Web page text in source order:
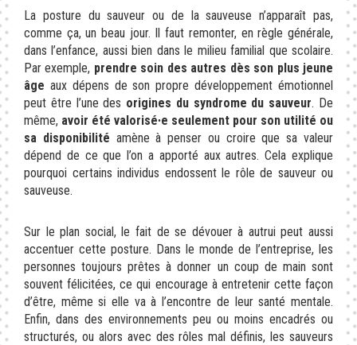
La posture du sauveur ou de la sauveuse n’apparaît pas,
comme ça, un beau jour. Il faut remonter, en règle générale,
dans l’enfance, aussi bien dans le milieu familial que scolaire.
Par exemple, prendre soin des autres dès son plus jeune
âge aux dépens de son propre développement émotionnel
peut être l’une des origines du syndrome du sauveur. De
même, avoir été valorisé∙e seulement pour son utilité ou
sa disponibilité amène à penser ou croire que sa valeur
dépend de ce que l’on a apporté aux autres. Cela explique
pourquoi certains individus endossent le rôle de sauveur ou
sauveuse.
Sur le plan social, le fait de se dévouer à autrui peut aussi
accentuer cette posture. Dans le monde de l’entreprise, les
personnes toujours prêtes à donner un coup de main sont
souvent félicitées, ce qui encourage à entretenir cette façon
d’être, même si elle va à l’encontre de leur santé mentale.
Enfin, dans des environnements peu ou moins encadrés ou
structurés, ou alors avec des rôles mal définis, les sauveurs